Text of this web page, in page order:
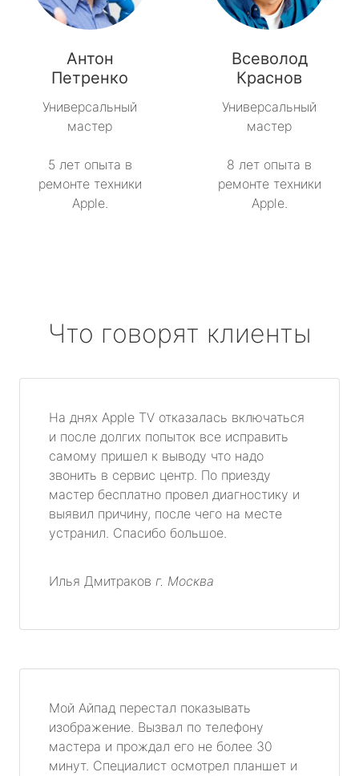
Антон
Петренко
Универсальный
мастер
5 лет опыта в
ремонте техники
Apple.
Всеволод
Краснов
Универсальный
мастер
8 лет опыта в
ремонте техники
Apple.
Что говорят клиенты
На днях Apple TV отказалась включаться
и после долгих попыток все исправить
самому пришел к выводу что надо
звонить в сервис центр. По приезду
мастер бесплатно провел диагностику и
выявил причину, после чего на месте
устранил. Спасибо большое.
Илья Дмитраков г. Москва
Мой Айпад перестал показывать
изображение. Вызвал по телефону
мастера и прождал его не более 30
минут. Специалист осмотрел планшет и